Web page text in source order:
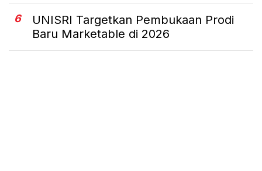
6
UNISRI Targetkan Pembukaan Prodi
Baru Marketable di 2026